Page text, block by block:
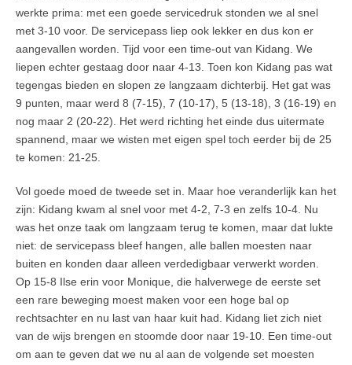
werkte prima: met een goede servicedruk stonden we al snel
met 3-10 voor. De servicepass liep ook lekker en dus kon er
aangevallen worden. Tijd voor een time-out van Kidang. We
liepen echter gestaag door naar 4-13. Toen kon Kidang pas wat
tegengas bieden en slopen ze langzaam dichterbij. Het gat was
9 punten, maar werd 8 (7-15), 7 (10-17), 5 (13-18), 3 (16-19) en
nog maar 2 (20-22). Het werd richting het einde dus uitermate
spannend, maar we wisten met eigen spel toch eerder bij de 25
te komen: 21-25.
Vol goede moed de tweede set in. Maar hoe veranderlijk kan het
zijn: Kidang kwam al snel voor met 4-2, 7-3 en zelfs 10-4. Nu
was het onze taak om langzaam terug te komen, maar dat lukte
niet: de servicepass bleef hangen, alle ballen moesten naar
buiten en konden daar alleen verdedigbaar verwerkt worden.
Op 15-8 Ilse erin voor Monique, die halverwege de eerste set
een rare beweging moest maken voor een hoge bal op
rechtsachter en nu last van haar kuit had. Kidang liet zich niet
van de wijs brengen en stoomde door naar 19-10. Een time-out
om aan te geven dat we nu al aan de volgende set moesten